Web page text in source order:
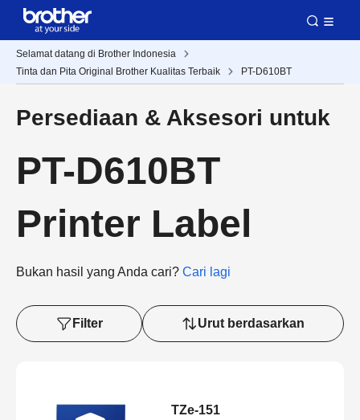
Selamat datang di Brother Indonesia
Tinta dan Pita Original Brother Kualitas Terbaik
PT-D610BT
Persediaan & Aksesori untuk
PT-D610BT
Printer Label
Bukan hasil yang Anda cari? Cari lagi
Filter Urut berdasarkan
TZe-151